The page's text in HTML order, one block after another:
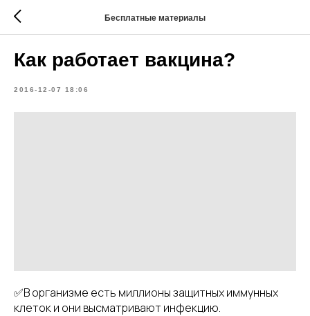
Бесплатные материалы
Как работает вакцина?
2016-12-07 18:06
✅В организме есть миллионы защитных иммунных
клеток и они высматривают инфекцию.